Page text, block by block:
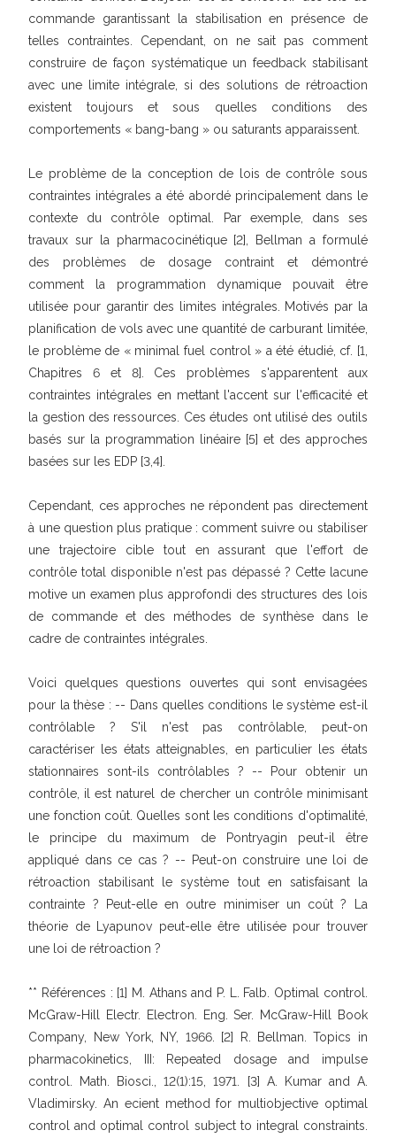
commande garantissant la stabilisation en présence de
telles contraintes. Cependant, on ne sait pas comment
construire de façon systématique un feedback stabilisant
avec une limite intégrale, si des solutions de rétroaction
existent toujours et sous quelles conditions des
comportements « bang-bang » ou saturants apparaissent.
Le problème de la conception de lois de contrôle sous
contraintes intégrales a été abordé principalement dans le
contexte du contrôle optimal. Par exemple, dans ses
travaux sur la pharmacocinétique [2], Bellman a formulé
des problèmes de dosage contraint et démontré
comment la programmation dynamique pouvait être
utilisée pour garantir des limites intégrales. Motivés par la
planification de vols avec une quantité de carburant limitée,
le problème de « minimal fuel control » a été étudié, cf. [1,
Chapitres 6 et 8]. Ces problèmes s'apparentent aux
contraintes intégrales en mettant l'accent sur l'efficacité et
la gestion des ressources. Ces études ont utilisé des outils
basés sur la programmation linéaire [5] et des approches
basées sur les EDP [3,4].
Cependant, ces approches ne répondent pas directement
à une question plus pratique : comment suivre ou stabiliser
une trajectoire cible tout en assurant que l'effort de
contrôle total disponible n'est pas dépassé ? Cette lacune
motive un examen plus approfondi des structures des lois
de commande et des méthodes de synthèse dans le
cadre de contraintes intégrales.
Voici quelques questions ouvertes qui sont envisagées
pour la thèse : -- Dans quelles conditions le système est-il
contrôlable ? S'il n'est pas contrôlable, peut-on
caractériser les états atteignables, en particulier les états
stationnaires sont-ils contrôlables ? -- Pour obtenir un
contrôle, il est naturel de chercher un contrôle minimisant
une fonction coût. Quelles sont les conditions d'optimalité,
le principe du maximum de Pontryagin peut-il être
appliqué dans ce cas ? -- Peut-on construire une loi de
rétroaction stabilisant le système tout en satisfaisant la
contrainte ? Peut-elle en outre minimiser un coût ? La
théorie de Lyapunov peut-elle être utilisée pour trouver
une loi de rétroaction ?
** Références : [1] M. Athans and P. L. Falb. Optimal control.
McGraw-Hill Electr. Electron. Eng. Ser. McGraw-Hill Book
Company, New York, NY, 1966. [2] R. Bellman. Topics in
pharmacokinetics, III: Repeated dosage and impulse
control. Math. Biosci., 12(1):15, 1971. [3] A. Kumar and A.
Vladimirsky. An ecient method for multiobjective optimal
control and optimal control subject to integral constraints.